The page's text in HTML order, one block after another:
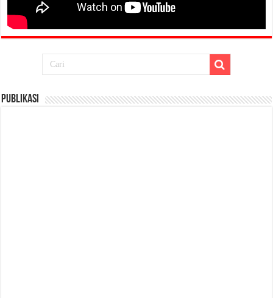
Publikasi